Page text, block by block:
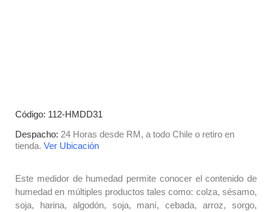
Código: 112-HMDD31
Despacho: 24 Horas desde RM, a todo Chile o retiro en
tienda. Ver Ubicación
Este medidor de humedad permite conocer el contenido de
humedad en múltiples productos tales como: colza, sésamo,
soja, harina, algodón, soja, maní, cebada, arroz, sorgo,